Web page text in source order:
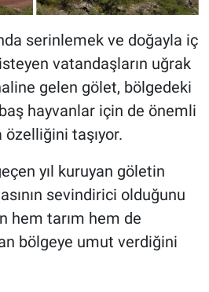
serinlemek ve doğayla iç
vatandaşların uğrak
gelen gölet, bölgedeki
hayvanlar için de önemli
özelliğini taşıyor.
yıl kuruyan göletin
sevindirici olduğunu
hem tarım hem de
bölgeye umut verdiğini